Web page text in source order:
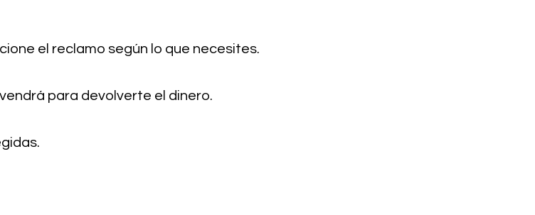
el reclamo según lo que necesites.
para devolverte el dinero.